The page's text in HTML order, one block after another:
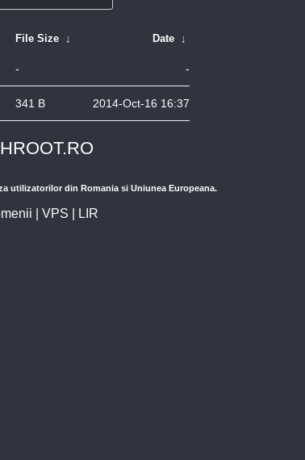
File Size ↓ Date ↓
- -
341 B 2014-Oct-16 16:37
utilizatorilor din Romania si Uniunea Europeana.
VPS LIR